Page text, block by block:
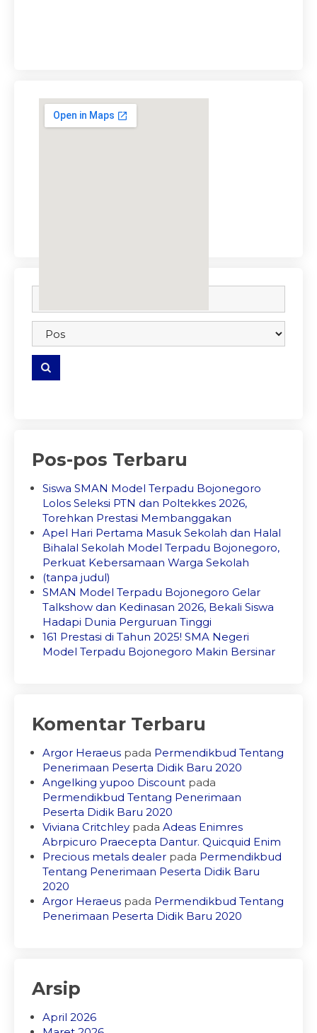
embedgooglemap.net
Pos-pos Terbaru
Siswa SMAN Model Terpadu Bojonegoro
Lolos Seleksi PTN dan Poltekkes 2026,
Torehkan Prestasi Membanggakan
Apel Hari Pertama Masuk Sekolah dan Halal
Bihalal Sekolah Model Terpadu Bojonegoro,
Perkuat Kebersamaan Warga Sekolah
(tanpa judul)
SMAN Model Terpadu Bojonegoro Gelar
Talkshow dan Kedinasan 2026, Bekali Siswa
Hadapi Dunia Perguruan Tinggi
161 Prestasi di Tahun 2025! SMA Negeri
Model Terpadu Bojonegoro Makin Bersinar
Komentar Terbaru
Argor Heraeus pada Permendikbud Tentang
Penerimaan Peserta Didik Baru 2020
Angelking yupoo Discount pada
Permendikbud Tentang Penerimaan
Peserta Didik Baru 2020
Viviana Critchley pada Adeas Enimres
Abrpicuro Praecepta Dantur. Quicquid Enim
Precious metals dealer pada Permendikbud
Tentang Penerimaan Peserta Didik Baru
2020
Argor Heraeus pada Permendikbud Tentang
Penerimaan Peserta Didik Baru 2020
Arsip
April 2026